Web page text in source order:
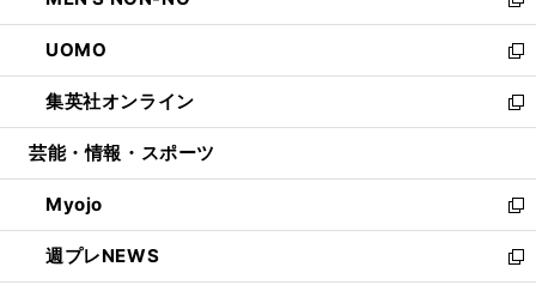
開
く
ウ
で
開
く
ン
ド
ウ
で
開
ウ
ィ
ン
ド
ウ
開
く
し
い
ウ
ィ
ン
ウ
で
開
く
UOMO
新
し
い
ウ
ン
ド
ウ
で
集英社オンライン
新
し
ウ
ィ
ン
ド
芸能・情報・スポーツ
Myojo
新
し
い
週プレNEWS
新